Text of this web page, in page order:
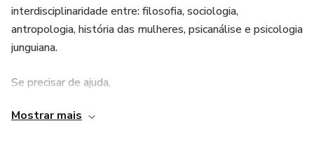
?
interdisciplinaridade entre: filosofia, sociologia,
antropologia, história das mulheres, psicanálise e psicologia
junguiana.
Se precisar de ajuda,
entre em contato com nosso suporte através do email:
Mostrar mais